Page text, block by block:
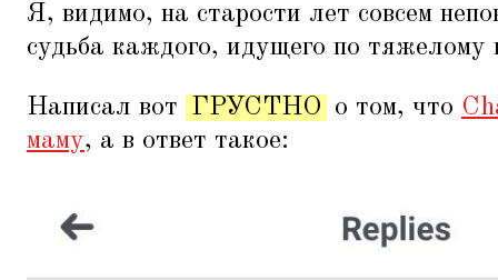
Я, видимо, на старости лет совсем
судьба каждого, идущего по тяжелому
Написал вот ГРУСТНО о том, что
маму, а в ответ такое: